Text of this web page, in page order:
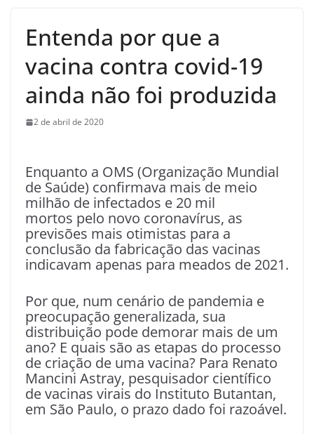
Entenda por que a
vacina contra covid-19
ainda não foi produzida
2 de abril de 2020
Enquanto a OMS (Organização Mundial
de Saúde) confirmava mais de meio
milhão de infectados e 20 mil
mortos pelo novo coronavírus, as
previsões mais otimistas para a
conclusão da fabricação das vacinas
indicavam apenas para meados de 2021.
Por que, num cenário de pandemia e
preocupação generalizada, sua
distribuição pode demorar mais de um
ano? E quais são as etapas do processo
de criação de uma vacina? Para Renato
Mancini Astray, pesquisador científico
de vacinas virais do Instituto Butantan,
em São Paulo, o prazo dado foi razoável.